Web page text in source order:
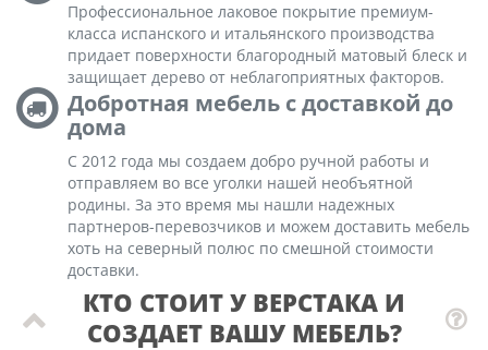
Профессиональное лаковое покрытие премиум-
класса испанского и итальянского производства
придает поверхности благородный матовый блеск и
защищает дерево от неблагоприятных факторов.
Добротная мебель с доставкой до
дома
С 2012 года мы создаем добро ручной работы и
отправляем во все уголки нашей необъятной
родины. За это время мы нашли надежных
партнеров-перевозчиков и можем доставить мебель
хоть на северный полюс по смешной стоимости
доставки.
КТО СТОИТ У ВЕРСТАКА И
СОЗДАЕТ ВАШУ МЕБЕЛЬ?